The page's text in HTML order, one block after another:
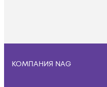
КОМПАНИЯ NAG